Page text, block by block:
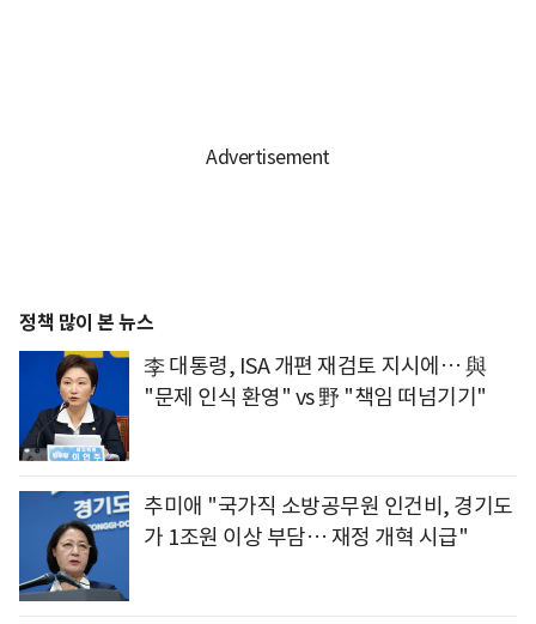
정책 많이 본 뉴스
李 대통령, ISA 개편 재검토 지시에… 與
"문제 인식 환영" vs 野 "책임 떠넘기기"
추미애 "국가직 소방공무원 인건비, 경기도
가 1조원 이상 부담… 재정 개혁 시급"